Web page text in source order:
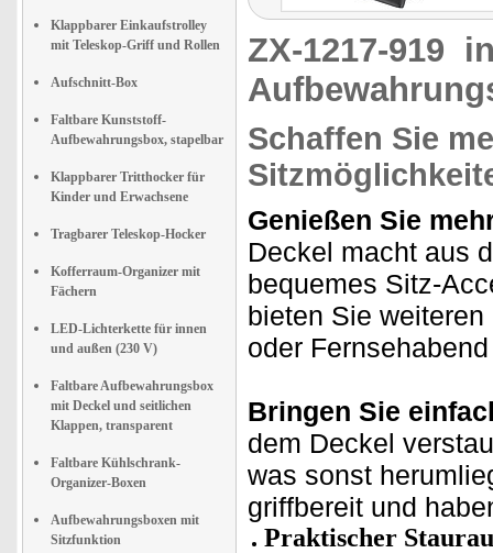
Klappbarer Einkaufstrolley
mit Teleskop-Griff und Rollen
Aufschnitt-Box
Faltbare Kunststoff-
Aufbewahrungsbox, stapelbar
Klappbarer Tritthocker für
Kinder und Erwachsene
Tragbarer Teleskop-Hocker
Kofferraum-Organizer mit
Fächern
LED-Lichterkette für innen
und außen (230 V)
Faltbare Aufbewahrungsbox
mit Deckel und seitlichen
Klappen, transparent
Faltbare Kühlschrank-
Organizer-Boxen
Aufbewahrungsboxen mit
Sitzfunktion
ZX-1217-919
Schaffen Sie
Genießen Sie
Deckel macht aus
bequemes Sitz-
bieten Sie
oder
Bringen Sie
dem Deckel
was sonst
griffbereit und
Praktischer